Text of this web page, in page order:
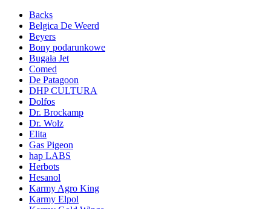
Backs
Belgica De Weerd
Beyers
Bony podarunkowe
Bugała Jet
Comed
De Patagoon
DHP CULTURA
Dolfos
Dr. Brockamp
Dr. Wolz
Elita
Gas Pigeon
hap LABS
Herbots
Hesanol
Karmy Agro King
Karmy Elpol